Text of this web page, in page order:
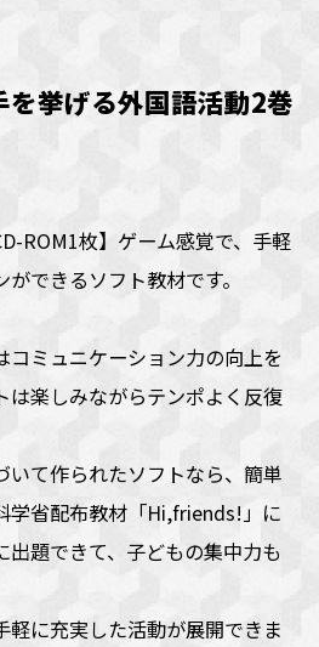
挙げる外国語活動2巻
ROM1枚】ゲーム感覚で、手軽
できるソフト教材です。
コミュニケーション力の向上を
は楽しみながらテンポよく反復
いて作られたソフトなら、簡単
学省配布教材「Hi,friends!」に
出題できて、子どもの集中力も
軽に充実した活動が展開できま